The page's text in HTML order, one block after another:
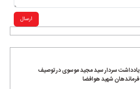
یادداشت سردار سید مجید موسوی در توصیف
فرماندهان شهید هوافضا
ارسال